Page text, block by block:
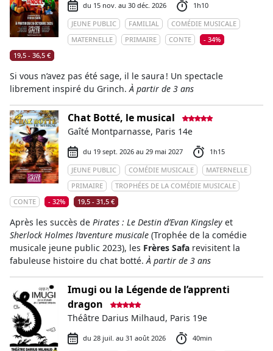
du 15 nov. au 30 déc. 2026
1h10
JEUNE PUBLIC
FAMILIAL
COMÉDIE MUSICALE
MATERNELLE
PRIMAIRE CONTE
- 34%
19,5 - 36,5 €
Si vous n’avez pas été sage, il le saura ! Un spectacle
librement inspiré du Grinch.À partir de 3 ans
Chat Botté, le musical
Gaîté Montparnasse, Paris 14e
du 19 sept. 2026 au 29 mai 2027
1h15
JEUNE PUBLIC
COMÉDIE MUSICALE
MATERNELLE
PRIMAIRE
TROPHÉES DE LA COMÉDIE MUSICALE
CONTE
- 32% 19,5 - 31,5 €
Après les succès de Pirates : Le Destin d’Evan Kingsley et
Sherlock Holmes l’aventure musicale (Trophée de la comédie
musicale jeune public 2023), les Frères Safa revisitent la
fabuleuse histoire du chat botté.À partir de 3 ans
Imugi ou la Légende de l’apprenti
dragon
Théâtre Darius Milhaud, Paris 19e
du 28 juil. au 31 août 2026
40min